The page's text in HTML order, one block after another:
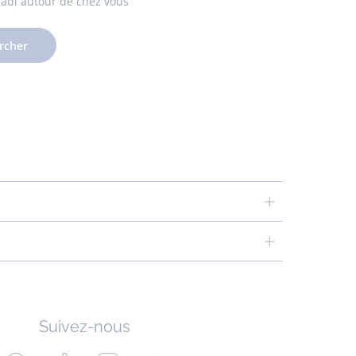
Suivez-nous